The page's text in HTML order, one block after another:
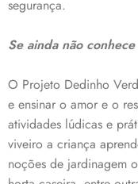
segurança.
Se ainda não
O Projeto Dedinho
e ensinar o amor e o
atividades lúdicas e
viveiro a criança
noções de jardinagem